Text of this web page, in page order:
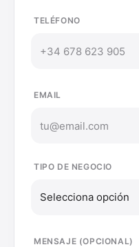
TELÉFONO
EMAIL
TIPO DE NEGOCIO
Selecciona opción
MENSAJE (OPCIONAL)